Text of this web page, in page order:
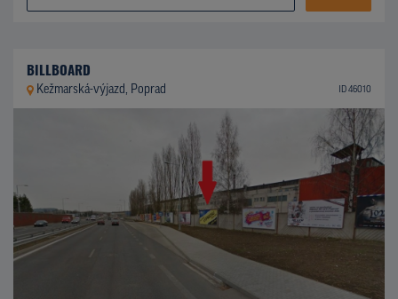
BILLBOARD
Kežmarská-výjazd, Poprad ID 46010